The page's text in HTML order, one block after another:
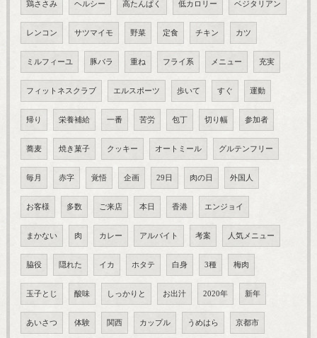
鶏ささみ ヘルシー 高たんぱく 低カロリー ベジタリアン
レンコン サツマイモ 野菜 定食 チキン カツ
ミルフィーユ 豚バラ 重ね フライ系 メニュー 充実
フィットネスクラブ エルスポーツ 歩いて すぐ 運動
帰り 栄養補給 一番 苦労 包丁 切り幅 参加者
蕎麦 焼き菓子 クッキー オートミール グルテンフリー
毎月 赤字 覚悟 企画 29日 肉の日 外国人
お客様 多数 ご来店 本日 香港 エンジョイ
まかない 肉 カレー アルバイト 考案 人気メニュー
脇役 隠れた イカ ホタテ 白身 3種 梅肉
玉子とじ 酸味 しっかりと お出汁 2020年 新年
あいさつ 体験 関西 カップル うめはら 京都市